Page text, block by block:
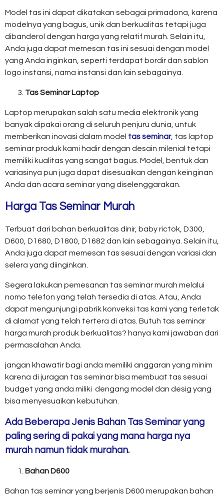
Model tas ini dapat dikatakan sebagai primadona, karena
modelnya yang bagus, unik dan berkualitas tetapi juga
dibanderol dengan harga yang relatif murah. Selain itu,
Anda juga dapat memesan tas ini sesuai dengan model
yang Anda inginkan, seperti terdapat bordir dan sablon
logo instansi, nama instansi dan lain sebagainya.
Tas Seminar Laptop
Laptop merupakan salah satu media elektronik yang
banyak dipakai orang di seluruh penjuru dunia, untuk
memberikan inovasi dalam model tas seminar, tas laptop
seminar produk kami hadir dengan desain milenial tetapi
memiliki kualitas yang sangat bagus. Model, bentuk dan
variasinya pun juga dapat disesuaikan dengan keinginan
Anda dan acara seminar yang diselenggarakan.
Harga Tas Seminar Murah
Terbuat dari bahan berkualitas dinir, baby rictok, D300,
D600, D1680, D1800, D1682 dan lain sebagainya. Selain itu,
Anda juga dapat memesan tas sesuai dengan variasi dan
selera yang diinginkan.
Segera lakukan pemesanan tas seminar murah melalui
nomo telefon yang telah tersedia di atas. Atau, Anda
dapat mengunjungi pabrik konveksi tas kami yang terletak
di alamat yang telah tertera di atas. Butuh tas seminar
harga murah produk berkualitas? hanya kami jawaban dari
permasalahan Anda.
jangan khawatir bagi anda memiliki anggaran yang minim
karena di juragan tas seminar bisa membuat tas sesuai
budget yang anda miliki dengang model dan desig yang
bisa menyesuaikan kebutuhan.
Ada Beberapa Jenis Bahan Tas Seminar yang
paling sering di pakai yang mana harga nya
murah namun tidak murahan.
Bahan D600
Bahan tas seminar yang berjenis D600 merupakan bahan